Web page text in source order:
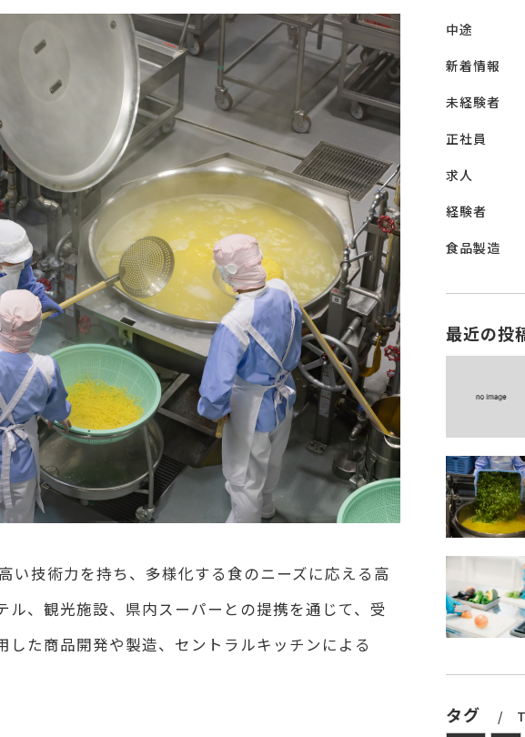
い技術力を持ち、多様化する食のニーズに応える高
、観光施設、県内スーパーとの提携を通じて、受
た商品開発や製造、セントラルキッチンによる
中途
新着情報
未経験者
正社員
求人
経験者
食品製造
最近の投
タグ